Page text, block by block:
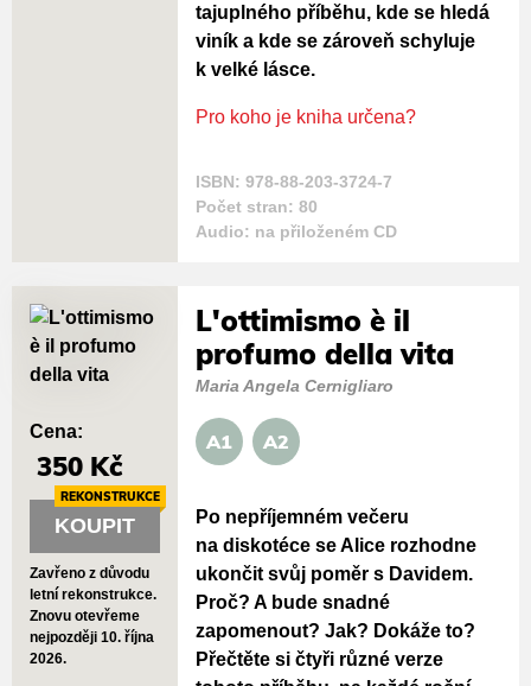
tajuplného příběhu, kde se hledá
viník a kde se zároveň schyluje
k velké lásce.
Pro koho je kniha určena?
ISBN: 978-88-203-3724-7
Počet stran: 80
Audio: na přiloženém CD
L'ottimismo è il
profumo della vita
Maria Angela Cernigliaro
A1 A2
Po nepříjemném večeru
na diskotéce se Alice rozhodne
ukončit svůj poměr s Davidem.
Proč? A bude snadné
zapomenout? Jak? Dokáže to?
Přečtěte si čtyři různé verze
Cena:
350 Kč
KOUPIT
REKONSTRUKCE
Zavřeno z důvodu
letní rekonstrukce.
Znovu otevřeme
nejpozději 10. října
2026.